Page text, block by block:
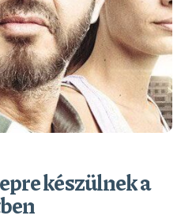
készülnek a